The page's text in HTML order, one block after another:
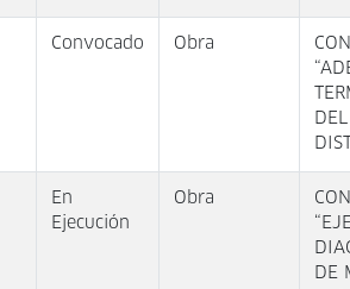
Convocado Obra
En
Ejecución
Obra
DE